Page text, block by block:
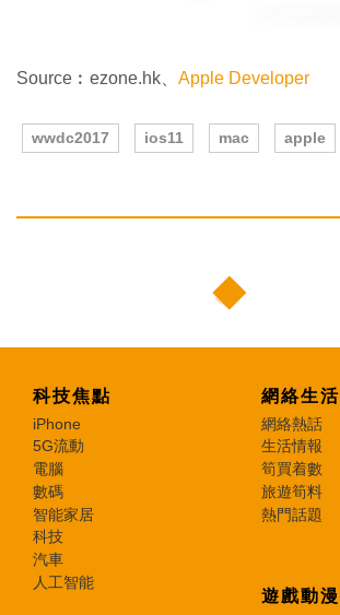
Source︰ezone.hk、 Apple Developer
wwdc2017 ios11 mac apple
科技焦點
iPhone
5G流動
電腦
數碼
智能家居
科技
汽車
人工智能
網絡生活
網絡熱話
生活情報
筍買着數
旅遊筍料
熱門話題
遊戲動漫